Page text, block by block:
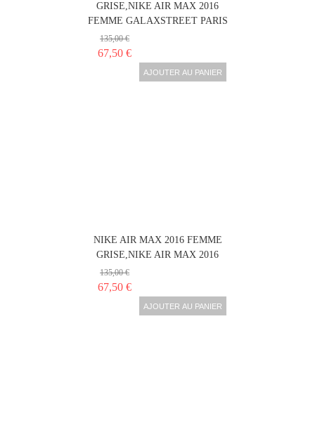
GRISE,NIKE AIR MAX 2016
FEMME GALAXSTREET PARIS
135,00 €
67,50 €
AJOUTER AU PANIER
NIKE AIR MAX 2016 FEMME
GRISE,NIKE AIR MAX 2016
135,00 €
67,50 €
AJOUTER AU PANIER